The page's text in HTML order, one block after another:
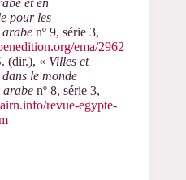
et en
pour les
arabe nº 9, série 3,
ema/2962
(dir.), « Villes et
le monde
arabe nº 8, série 3,
revue-egypte-